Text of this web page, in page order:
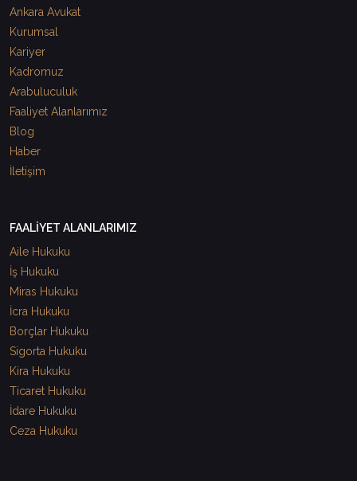
Ankara Avukat
Kurumsal
Kariyer
Kadromuz
Arabuluculuk
Faaliyet Alanlarımız
Blog
Haber
İletişim
FAALİYET ALANLARIMIZ
Aile Hukuku
İş Hukuku
Miras Hukuku
İcra Hukuku
Borçlar Hukuku
Sigorta Hukuku
Kira Hukuku
Ticaret Hukuku
İdare Hukuku
Ceza Hukuku